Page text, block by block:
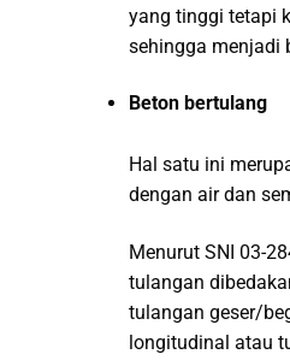
yang tinggi tetapi
sehingga menjadi
Beton bertulang
Hal satu ini
dengan air dan
Menurut SNI 03-
tulangan
tulangan geser/
longitudinal atau